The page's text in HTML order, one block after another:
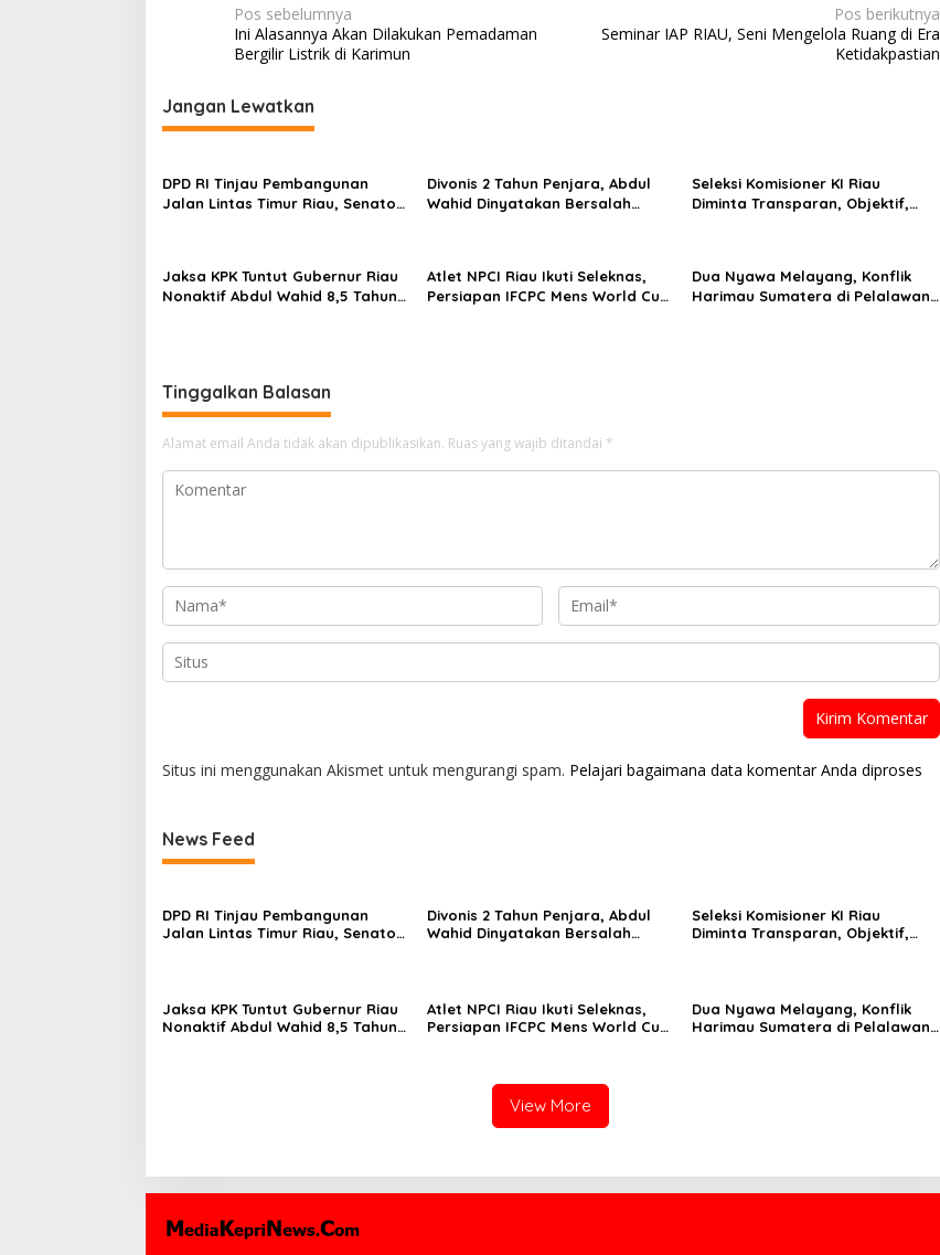
N
a
i
g
a
s
p
o
Pos sebelumnya
Ini Alasannya Akan Dilakukan Pemadaman
Bergilir Listrik di Karimun
Pos berikutnya
Seminar IAP RIAU, Seni Mengelola Ruang di Era
Ketidakpastian
Jangan Lewatkan
DPD RI Tinjau Pembangunan
Jalan Lintas Timur Riau, Senator
Divonis 2 Tahun Penjara, Abdul
Wahid Dinyatakan Bersalah
Seleksi Komisioner KI Riau
Diminta Transparan, Objektif,
Jaksa KPK Tuntut Gubernur Riau
Nonaktif Abdul Wahid 8,5 Tahun
Atlet NPCI Riau Ikuti Seleknas,
Persiapan IFCPC Mens World Cup
Dua Nyawa Melayang, Konflik
Harimau Sumatera di Pelalawan
Tinggalkan Balasan
Alamat email Anda tidak akan dipublikasikan. Ruas yang wajib ditandai *
Situs ini menggunakan Akismet untuk mengurangi spam. Pelajari bagaimana data komentar Anda diproses
News Feed
DPD RI Tinjau Pembangunan
Jalan Lintas Timur Riau, Senator
Divonis 2 Tahun Penjara, Abdul
Wahid Dinyatakan Bersalah
Seleksi Komisioner KI Riau
Diminta Transparan, Objektif,
Jaksa KPK Tuntut Gubernur Riau
Nonaktif Abdul Wahid 8,5 Tahun
Atlet NPCI Riau Ikuti Seleknas,
Persiapan IFCPC Mens World Cup
Dua Nyawa Melayang, Konflik
Harimau Sumatera di Pelalawan
View More